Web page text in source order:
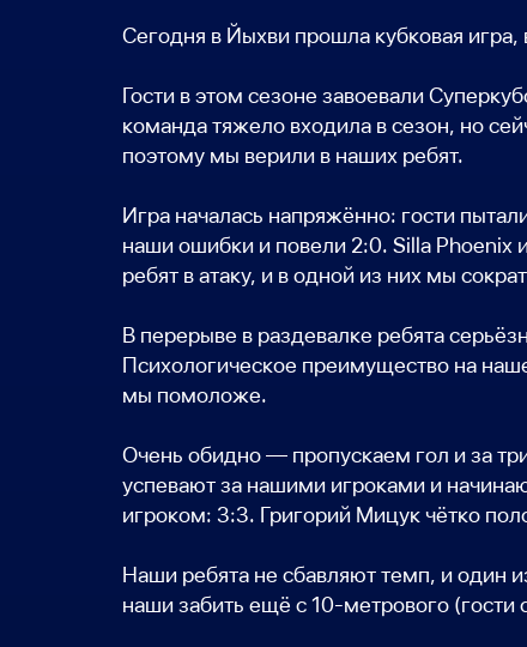
Сегодня в Йыхви прошла кубковая
Гости в этом сезоне завоевали
команда тяжело входила в сезон, но
поэтому мы верили в наших ребят.
Игра началась напряжённо: гости
наши ошибки и повели 2:0. Silla
ребят в атаку, и в одной из них мы
В перерыве в раздевалке ребята
Психологическое преимущество на
мы помоложе.
Очень обидно — пропускаем гол и за
успевают за нашими игроками и
игроком: 3:3. Григорий Мицук чётко
Наши ребята не сбавляют темп, и один
наши забить ещё с 10-метрового (гости